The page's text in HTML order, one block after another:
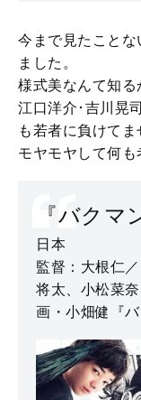
今まで見たこと
ました。
様式美なんて知る
江口洋介･吉川晃
も若者に負けてま
モヤモヤして何も
『バクマ
日本
監督：大根仁
将太、小松菜
画・小畑健『バ